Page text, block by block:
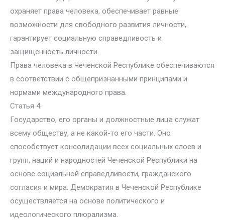
охраняет права человека, обеспечивает равные
возможности для свободного развития личности,
гарантирует социальную справедливость и
защищенность личности.
Права человека в Чеченской Республике обеспечиваются
в соответствии с общепризнанными принципами и
нормами международного права.
Статья 4.
Государство, его органы и должностные лица служат
всему обществу, а не какой-то его части. Оно
способствует консолидации всех социальных слоев и
групп, наций и народностей Чеченской Республики на
основе социальной справедливости, гражданского
согласия и мира. Демократия в Чеченской Республике
осуществляется на основе политического и
идеологического плюрализма.